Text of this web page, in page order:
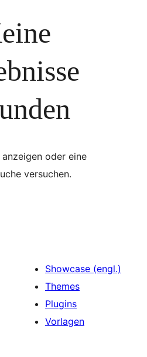
oder eine
versuchen.
Showcase (engl.)
Themes
Plugins
Vorlagen